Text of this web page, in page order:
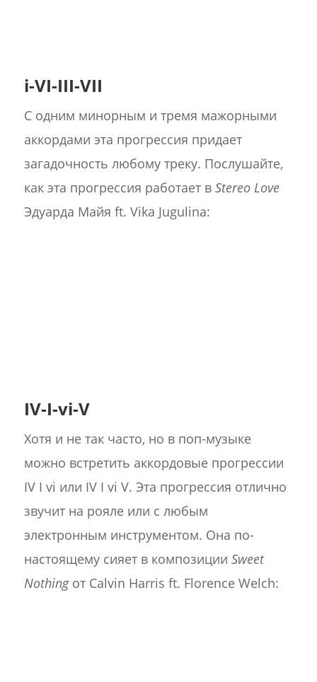
i-VI-III-VII
С одним минорным и тремя мажорными
аккордами эта прогрессия придает
загадочность любому треку. Послушайте,
как эта прогрессия работает в Stereo Love
Эдуарда Майя ft. Vika Jugulina:
IV-I-vi-V
Хотя и не так часто, но в поп-музыке
можно встретить аккордовые прогрессии
IV I vi или IV I vi V. Эта прогрессия отлично
звучит на рояле или с любым
электронным инструментом. Она по-
настоящему сияет в композиции Sweet
Nothingот Calvin Harris ft. Florence Welch: